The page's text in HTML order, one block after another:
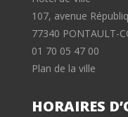
107, avenue
77340 PONTAULT-
01 70 05 47 00
Plan de la ville
HORAIRES